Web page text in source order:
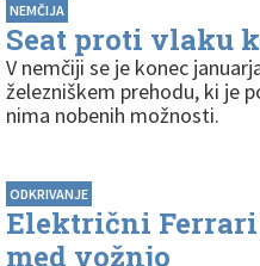
NEMČIJA
Seat proti vlaku
V nemčiji se je konec
železniškem prehodu, ki je
nima nobenih možnosti.
ODKRIVANJE
Električni Ferrari
med vožnjo